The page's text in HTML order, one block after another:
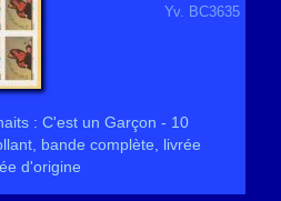
Yv. BC3635
: C'est un Garçon - 10
bande complète, livrée
d'origine